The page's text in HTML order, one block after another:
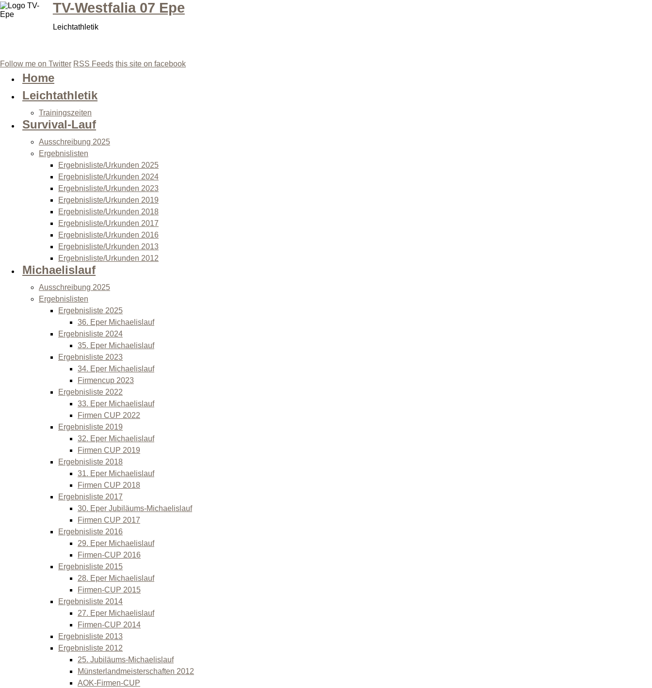
TV-Westfalia 07 Epe
Leichtathletik
Follow me on Twitter RSS Feeds this site on facebook
Home
Leichtathletik
Trainingszeiten
Survival-Lauf
Ausschreibung 2025
Ergebnislisten
Ergebnisliste/Urkunden 2025
Ergebnisliste/Urkunden 2024
Ergebnisliste/Urkunden 2023
Ergebnisliste/Urkunden 2019
Ergebnisliste/Urkunden 2018
Ergebnisliste/Urkunden 2017
Ergebnisliste/Urkunden 2016
Ergebnisliste/Urkunden 2013
Ergebnisliste/Urkunden 2012
Michaelislauf
Ausschreibung 2025
Ergebnislisten
Ergebnisliste 2025
36. Eper Michaelislauf
Ergebnisliste 2024
35. Eper Michaelislauf
Ergebnisliste 2023
34. Eper Michaelislauf
Firmencup 2023
Ergebnisliste 2022
33. Eper Michaelislauf
Firmen CUP 2022
Ergebnisliste 2019
32. Eper Michaelislauf
Firmen CUP 2019
Ergebnisliste 2018
31. Eper Michaelislauf
Firmen CUP 2018
Ergebnisliste 2017
30. Eper Jubiläums-Michaelislauf
Firmen CUP 2017
Ergebnisliste 2016
29. Eper Michaelislauf
Firmen-CUP 2016
Ergebnisliste 2015
28. Eper Michaelislauf
Firmen-CUP 2015
Ergebnisliste 2014
27. Eper Michaelislauf
Firmen-CUP 2014
Ergebnisliste 2013
Ergebnisliste 2012
25. Jubiläums-Michaelislauf
Münsterlandmeisterschaften 2012
AOK-Firmen-CUP